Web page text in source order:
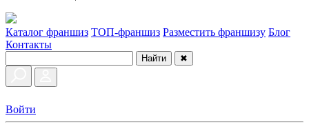
Каталог франшиз ТОП-франшиз Разместить франшизу Блог
Контакты
Найти ✖
Войти